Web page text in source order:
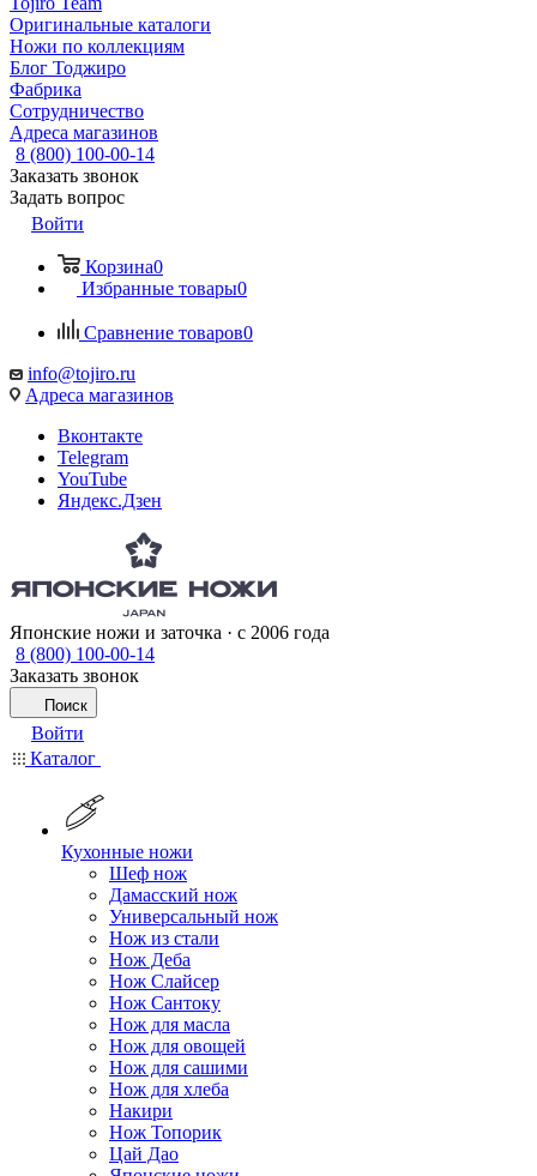
Оригинальные каталоги
Ножи по коллекциям
Блог Тоджиро
Фабрика
Сотрудничество
Адреса магазинов
8 (800) 100-00-14
Заказать звонок
Задать вопрос
Войти
Корзина0
Избранные товары0
Сравнение товаров0
info@tojiro.ru
Адреса магазинов
Вконтакте
Telegram
YouTube
Яндекс.Дзен
Японские ножи и заточка · с 2006 года
8 (800) 100-00-14
Заказать звонок
Поиск
Войти
Каталог
Кухонные ножи
Шеф нож
Дамасский нож
Универсальный нож
Нож из стали
Нож Деба
Нож Слайсер
Нож Сантоку
Нож для масла
Нож для овощей
Нож для сашими
Нож для хлеба
Накири
Нож Топорик
Цай Дао